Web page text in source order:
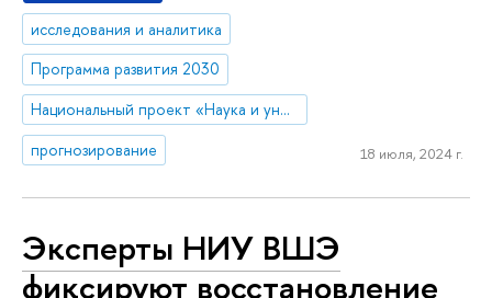
исследования и аналитика
Программа развития 2030
Национальный проект «Наука и университеты»
прогнозирование
18 июля, 2024 г.
Эксперты НИУ ВШЭ
фиксируют восстановление